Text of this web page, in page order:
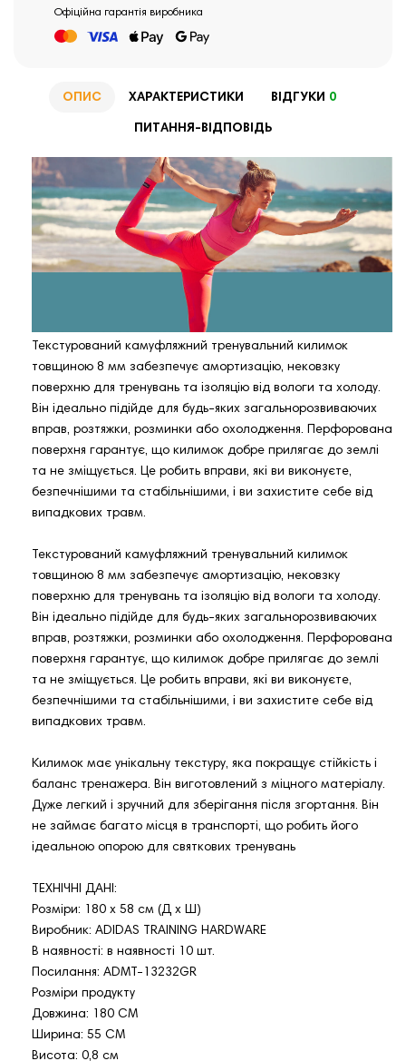
Офіційна гарантія виробника
ОПИС ХАРАКТЕРИСТИКИ ВІДГУКИ 0
ПИТАННЯ-ВІДПОВІДЬ
Текстурований камуфляжний тренувальний килимок
товщиною 8 мм забезпечує амортизацію, нековзку
поверхню для тренувань та ізоляцію від вологи та холоду.
Він ідеально підійде для будь-яких загальнорозвиваючих
вправ, розтяжки, розминки або охолодження. Перфорована
поверхня гарантує, що килимок добре прилягає до землі
та не зміщується. Це робить вправи, які ви виконуєте,
безпечнішими та стабільнішими, і ви захистите себе від
випадкових травм.
Текстурований камуфляжний тренувальний килимок
товщиною 8 мм забезпечує амортизацію, нековзку
поверхню для тренувань та ізоляцію від вологи та холоду.
Він ідеально підійде для будь-яких загальнорозвиваючих
вправ, розтяжки, розминки або охолодження. Перфорована
поверхня гарантує, що килимок добре прилягає до землі
та не зміщується. Це робить вправи, які ви виконуєте,
безпечнішими та стабільнішими, і ви захистите себе від
випадкових травм.
Килимок має унікальну текстуру, яка покращує стійкість і
баланс тренажера. Він виготовлений з міцного матеріалу.
Дуже легкий і зручний для зберігання після згортання. Він
не займає багато місця в транспорті, що робить його
ідеальною опорою для святкових тренувань
ТЕХНІЧНІ ДАНІ:
Розміри: 180 x 58 см (Д x Ш)
Виробник: ADIDAS TRAINING HARDWARE
В наявності: в наявності 10 шт.
Посилання: ADMT-13232GR
Розміри продукту
Довжина: 180 СМ
Ширина: 55 СМ
Висота: 0,8 см